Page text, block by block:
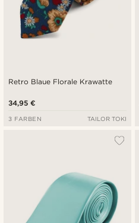
Retro Blaue Florale Krawatte
34,95 €
3 FARBEN TAILOR TOKI